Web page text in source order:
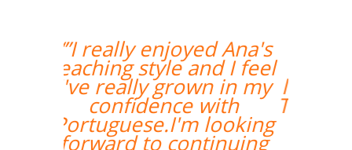
“”I took 40 hours of
Brazilian Portuguese
lessons with Language
Trainers in Manaus. My
teacher was a delight
and gave me lots of